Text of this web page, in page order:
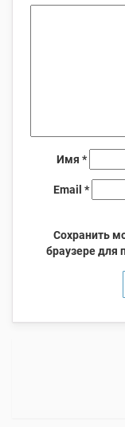
Имя *
Email *
Сохранить
браузере для